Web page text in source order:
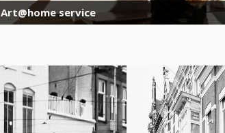
Art@home service